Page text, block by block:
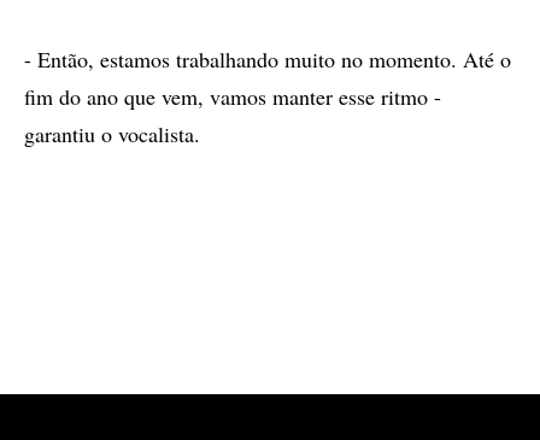
- Então, estamos trabalhando muito no momento. Até o
fim do ano que vem, vamos manter esse ritmo -
garantiu o vocalista.